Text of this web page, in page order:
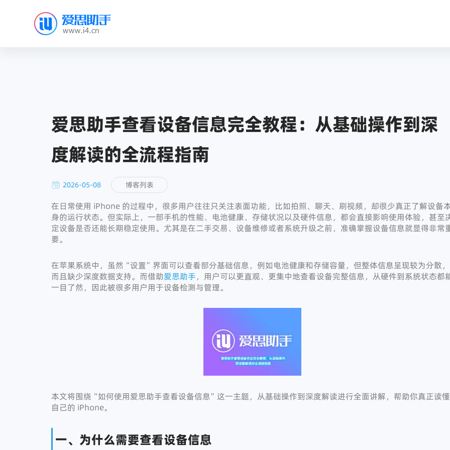
爱思助手查看设备信息完全教程：从基础操作到深
度解读的全流程指南
2026-05-08 博客列表
在日常使用 iPhone 的过程中，很多用户往往只关注表面功能，比如拍照、聊天、刷视频，却很少真正了解设备
身的运行状态。但实际上，一部手机的性能、电池健康、存储状况以及硬件信息，都会直接影响使用体验，甚至
定设备是否还能长期稳定使用。尤其是在二手交易、设备维修或者系统升级之前，准确掌握设备信息就显得非常
要。
在苹果系统中，虽然“设置”界面可以查看部分基础信息，例如电池健康和存储容量，但整体信息呈现较为分散，
而且缺少深度数据支持。而借助爱思助手，用户可以更直观、更集中地查看设备完整信息，从硬件到系统状态都
一目了然，因此被很多用户用于设备检测与管理。
本文将围绕“如何使用爱思助手查看设备信息”这一主题，从基础操作到深度解读进行全面讲解，帮助你真正读懂
自己的 iPhone。
一、为什么需要查看设备信息